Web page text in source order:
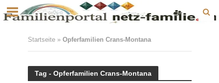
Startseite» Opferfamilien Crans-Montana
Tag - Opferfamilien Crans-Montana